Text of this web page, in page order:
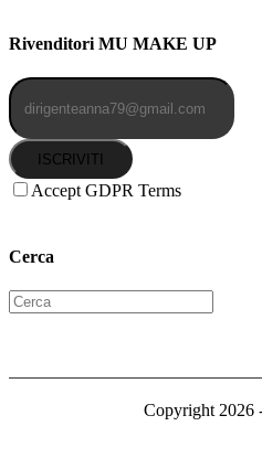
Rivenditori MU MAKE UP
ISCRIVITI
Accept GDPR Terms
Cerca
Copyright 2026